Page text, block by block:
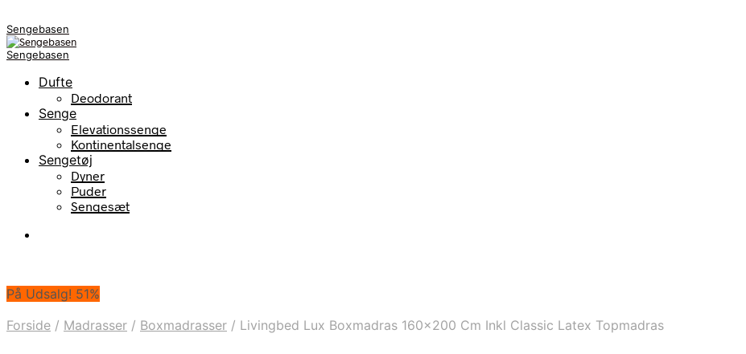
Sengebasen
Sengebasen
Dufte
Deodorant
Senge
Elevationssenge
Kontinentalsenge
Sengetøj
Dyner
Puder
Sengesæt
På Udsalg! 51%
Forside / Madrasser / Boxmadrasser / Livingbed Lux Boxmadras 160×200 Cm Inkl Classic Latex Topmadras